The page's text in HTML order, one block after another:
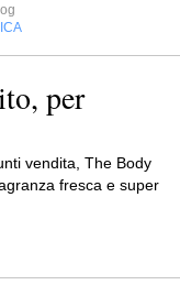
per
vendita, The Body
fresca e super